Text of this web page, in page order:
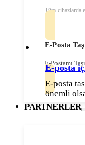
Tüm cihazlarda
E-Posta
E-Postamı
PARTNERLER
E-posta
E-posta
önemli